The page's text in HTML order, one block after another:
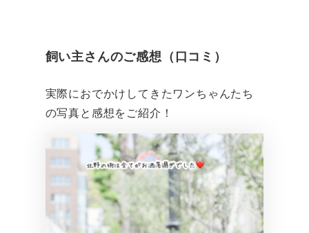
飼い主さんのご感想（口コミ）
実際におでかけしてきたワンちゃんたち
の写真と感想をご紹介！